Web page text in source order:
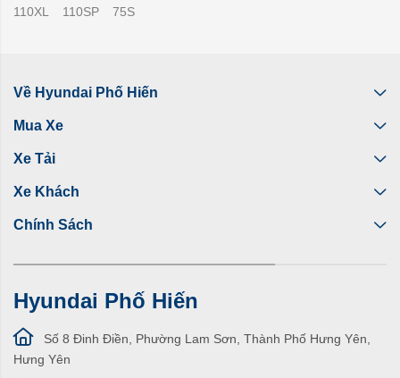
110XL
110SP 75S
Về Hyundai Phố Hiến
Mua Xe
Xe Tải
Xe Khách
Chính Sách
Hyundai Phố Hiến
Số 8 Đinh Điền, Phường Lam Sơn, Thành Phố Hưng Yên,
Hưng Yên